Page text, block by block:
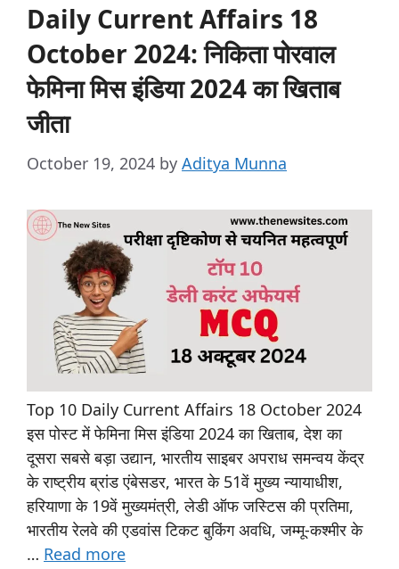
Daily Current Affairs 18
October 2024: निकिता पोरवाल
फेमिना मिस इंडिया 2024 का खिताब
जीता
October 19, 2024 by Aditya Munna
Top 10 Daily Current Affairs 18 October 2024
इस पोस्ट में फेमिना मिस इंडिया 2024 का खिताब, देश का
दूसरा सबसे बड़ा उद्यान, भारतीय साइबर अपराध समन्वय केंद्र
के राष्ट्रीय ब्रांड एंबेसडर, भारत के 51वें मुख्य न्यायाधीश,
हरियाणा के 19वें मुख्यमंत्री, लेडी ऑफ जस्टिस की प्रतिमा,
भारतीय रेलवे की एडवांस टिकट बुकिंग अवधि, जम्मू-कश्मीर के
… Read more